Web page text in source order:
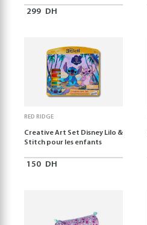
299 DH
RED RIDGE
Creative Art Set Disney Lilo &
Stitch pour les enfants
150 DH